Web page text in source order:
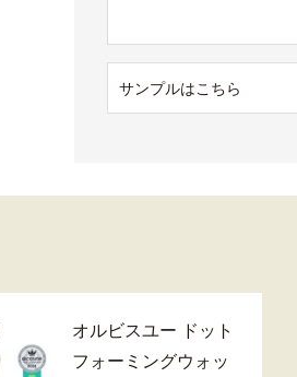
サンプルはこちら
オルビスユー ドット
フォーミングウォッ